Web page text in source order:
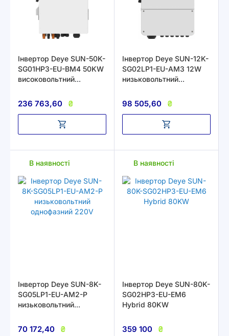
Інвертор Deye SUN-50K-
SG01HP3-EU-BM4 50KW
високовольтний
236 763,60 ₴
Інвертор Deye SUN-12K-
SG02LP1-EU-AM3 12W
низьковольтний
98 505,60 ₴
В наявності
Інвертор Deye SUN-8K-
SG05LP1-EU-AM2-P
низьковольтний
70 172,40 ₴
В наявності
Інвертор Deye SUN-80K-
SG02HP3-EU-EM6
Hybrid 80KW
359 100 ₴